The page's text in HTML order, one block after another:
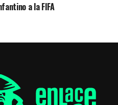
a la FIFA